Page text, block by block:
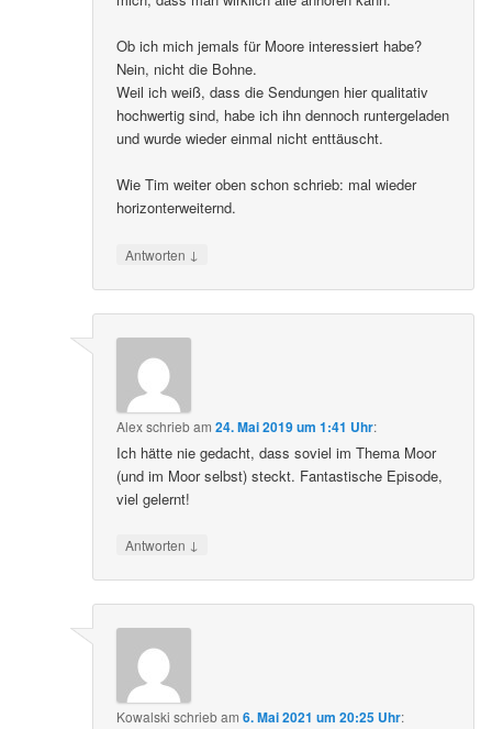
Ob ich mich jemals für Moore interessiert habe?
Nein, nicht die Bohne.
Weil ich weiß, dass die Sendungen hier qualitativ
hochwertig sind, habe ich ihn dennoch runtergeladen
und wurde wieder einmal nicht enttäuscht.
Wie Tim weiter oben schon schrieb: mal wieder
horizonterweiternd.
Antworten ↓
Alexschriebam24. Mai 2019 um 1:41 Uhr:
Ich hätte nie gedacht, dass soviel im Thema Moor
(und im Moor selbst) steckt. Fantastische Episode,
viel gelernt!
Antworten ↓
Kowalski schriebam6. Mai 2021 um 20:25 Uhr: